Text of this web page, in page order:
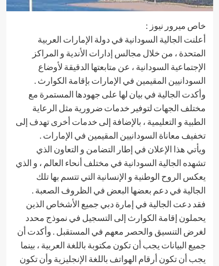
خاص ميرور نيوز :
أعلنت الجالية السودانية في دولة الإمارات العربية
المتحدة ، من خلال مجالس إدارات الأندية و المراكز
الإجتماعية السودانية ، عن متابعتها الدقيقة لأوضاع
السودانيين المقيمين في الإمارات بإقامة الكوارث .
وأكدت الجالية في بيان لها على جهودها المستمرة مع
مختلف الجهات لتوفير خدمات ضرورية مثل الرعاية
الطبية و التعليمية ، بالإضافة إلى خدمات أخرى تهدف إلى
تخفيف معاناة السودانيين المقيمين في الإمارات .
ويأتي هذا الإعلان في إطار التضامن و التعاون الذي
تشهده الجالية السودانية في مختلف أنحاء العالم ، و الذي
يعكس الروح الوطنية و الإنسانية التي تتسم بها تلك
الجالية في دعم بعضها البعض في الظروف الصعبة .
فقد دعت الجالية في إمارة دبي جميع الأشخاص الذين
يحملون إقامة الكوارث إلى التسجيل في نموذج محدد
لغرض التنسيق والحصر معهم في المستقبل . وأكدت أن
جميع البيانات يجب أن تكون مكتوبة باللغة العربية ، بينما
يجب أن تكون أرقام الهواتف باللغة الإنجليزية وأن تكون